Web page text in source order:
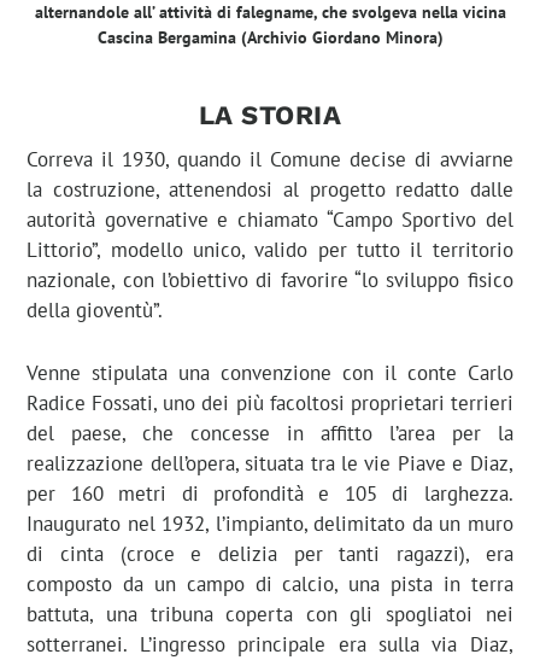
alternandole all’ attività di falegname, che svolgeva nella vicina
Cascina Bergamina (Archivio Giordano Minora)
LA STORIA
Correva il 1930, quando il Comune decise di avviarne
la costruzione, attenendosi al progetto redatto dalle
autorità governative e chiamato “Campo Sportivo del
Littorio”, modello unico, valido per tutto il territorio
nazionale, con l’obiettivo di favorire “lo sviluppo fisico
della gioventù”.
Venne stipulata una convenzione con il conte Carlo
Radice Fossati, uno dei più facoltosi proprietari terrieri
del paese, che concesse in affitto l’area per la
realizzazione dell’opera, situata tra le vie Piave e Diaz,
per 160 metri di profondità e 105 di larghezza.
Inaugurato nel 1932, l’impianto, delimitato da un muro
di cinta (croce e delizia per tanti ragazzi), era
composto da un campo di calcio, una pista in terra
battuta, una tribuna coperta con gli spogliatoi nei
sotterranei. L’ingresso principale era sulla via Diaz,